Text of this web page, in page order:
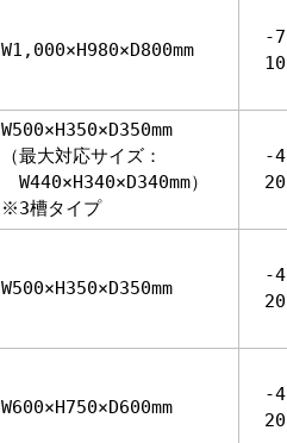
W1,000×H980×D800mm
-
W500×H350×D350mm
（最大対応サイズ：
W440×H340×D340mm）
※3槽タイプ
-
W500×H350×D350mm
-
W600×H750×D600mm
-